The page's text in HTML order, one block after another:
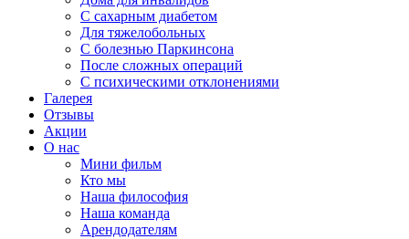
С сахарным диабетом
Для тяжелобольных
С болезнью Паркинсона
После сложных операций
С психическими отклонениями
Галерея
Отзывы
Акции
О нас
Мини фильм
Кто мы
Наша философия
Наша команда
Арендодателям